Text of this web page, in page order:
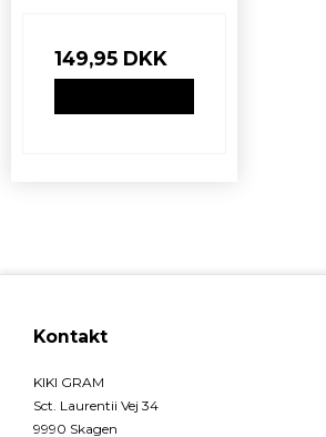
149,95 DKK
Kontakt
KIKI GRAM
Sct. Laurentii Vej 34
9990 Skagen